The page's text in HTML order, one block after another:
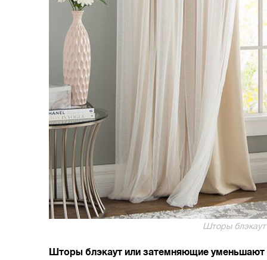
Шторы
Шторы блэкаут или затемняющие уменьшают